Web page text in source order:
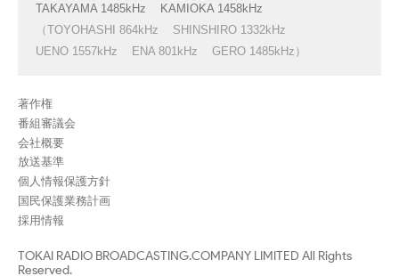
TAKAYAMA 1485kHz
KAMIOKA 1458kHz
（TOYOHASHI 864kHz
SHINSHIRO 1332kHz
UENO 1557kHz
ENA 801kHz GERO 1485kHz）
著作権
番組審議会
会社概要
放送基準
個人情報保護方針
国民保護業務計画
採用情報
TOKAI RADIO BROADCASTING.COMPANY LIMITED All Rights
Reserved.